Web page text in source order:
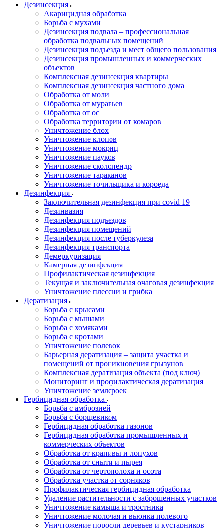
Дезинсекция
Акарицидная обработка
Борьба с мухами
Дезинсекция подвала – профессиональная
обработка подвальных помещений
Дезинсекция подъезда и мест общего пользования
Дезинсекция промышленных и коммерческих
объектов
Комплексная дезинсекция квартиры
Комплексная дезинсекция частного дома
Обработка от моли
Обработка от муравьев
Обработка от ос
Обработка территории от комаров
Уничтожение блох
Уничтожение клопов
Уничтожение мокриц
Уничтожение пауков
Уничтожение сколопендр
Уничтожение тараканов
Уничтожение точильщика и короеда
Дезинфекция
Заключительная дезинфекция при covid 19
Дезинвазия
Дезинфекция подъездов
Дезинфекция помещений
Дезинфекция после туберкулеза
Дезинфекция транспорта
Демеркуризация
Камерная дезинфекция
Профилактическая дезинфекция
Текущая и заключительная очаговая дезинфекция
Уничтожение плесени и грибка
Дератизация
Борьба с крысами
Борьба с мышами
Борьба с хомяками
Борьба с кротами
Уничтожение полевок
Барьерная дератизация – защита участка и
помещений от проникновения грызунов
Комплексная дератизация объекта (под ключ)
Мониторинг и профилактическая дератизация
Уничтожение землероек
Гербицидная обработка
Борьба с амброзией
Борьба с борщевиком
Гербицидная обработка газонов
Гербицидная обработка промышленных и
коммерческих объектов
Обработка от крапивы и лопухов
Обработка от сныти и пырея
Обработка от чертополоха и осота
Обработка участка от сорняков
Профилактическая гербицидная обработка
Удаление растительности с заброшенных участков
Уничтожение камыша и тростника
Уничтожение молочая и вьюнка полевого
Уничтожение поросли деревьев и кустарников